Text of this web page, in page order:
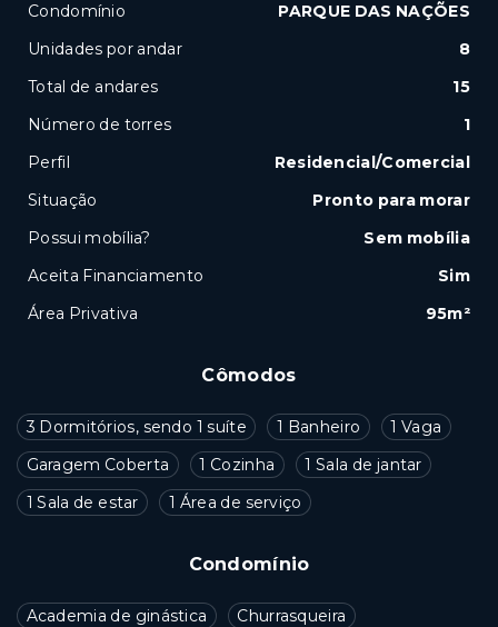
Cômodos
3 Dormitórios, sendo 1 suíte 1 Banheiro
1 Vaga
Garagem Coberta
1 Cozinha
1 Sala de jantar
1 Sala de estar
1 Área de serviço
Condomínio
Academia de ginástica
Churrasqueira
Condomínio
PARQUE DAS NAÇÕES
Unidades por andar
8
Total de andares
15
Número de torres
1
Perfil
Residencial/Comercial
Situação
Pronto para morar
Possui mobília?
Sem mobília
Aceita Financiamento
Sim
Área Privativa
95m²